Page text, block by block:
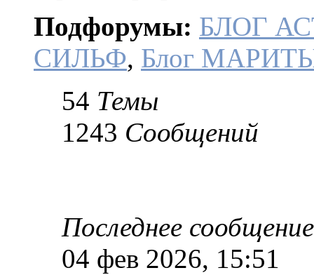
Подфорумы: БЛОГ
СИЛЬФ, Блог
54 Темы
1243 Сообщений
Последнее сообщение
04 фев 2026, 15:51